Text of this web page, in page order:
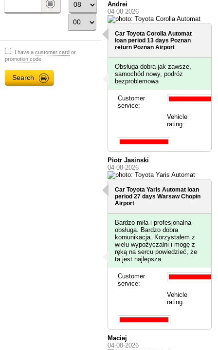
I have a customer card or
promotion code
Andrei
04-08-2026
Car Toyota Corolla Automat
loan period 13 days Poznan
return Poznan Airport
Obsługa dobra jak zawsze,
samochód nowy, podróż
bezproblemowa
Customer
service:
Vehicle
rating:
Piotr Jasinski
04-08-2026
Car Toyota Yaris Automat loan
period 27 daysWarsaw Chopin
Airport
Bardzo miła i profesjonalna
obsługa. Bardzo dobra
komunikacja. Korzystałem z
wielu wypożyczalni i mogę z
ręką na sercu powiedzieć, że
ta jest najlepsza.
Customer
service:
Vehicle
rating:
Maciej
04-08-2026